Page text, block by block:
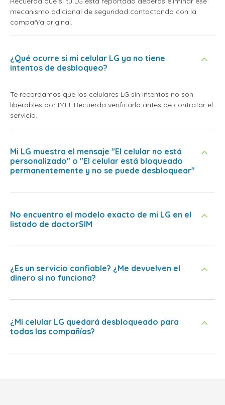
mecanismo adicional de seguridad contactando con la
compañía original.
¿Qué ocurre si mi celular LG ya no tiene
intentos de desbloqueo?
Te recordamos que los celulares LG sin intentos no son
liberables por IMEI. Recuerda verificarlo antes de contratar el
servicio.
Mi LG muestra el mensaje "El celular no está
personalizado" o "El celular está bloqueado
permanentemente y no se puede desbloquear"
No encuentro el modelo exacto de mi LG en el
listado de doctorSIM
¿Es un servicio confiable? ¿Me devuelven el
dinero si no funciona?
¿Mi celular LG quedará desbloqueado para
todas las compañías?